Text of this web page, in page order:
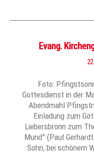
Evang.
Foto:
Gottesdienst in der
Abendmahl
Einladung zum
Liebersbronn zum
Mund” (Paul
Sohn, bei schönem